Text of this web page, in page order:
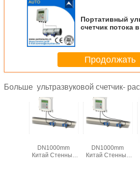
Портативный
счетчик потока
Продолжать
Больше ультразвуковой счетчик-
DN1000mm
Китай Стенный
DN1000mm
Китай Стенный